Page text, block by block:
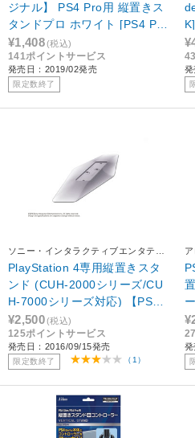
ジナル】 PS4 Pro用 縦置きス
タンドプロ ホワイト [PS4 Pr
o] [BKS-ANSPF011]
¥1,408(税込)
141ポイントサービス
発売日：2019/02発売
限定数終了
K]
ソニー・インタラクティブエンタテイ
ンメント
PlayStation 4専用縦置きスタ
ンド (CUH-2000シリーズ/CU
H-7000シリーズ対応) 【PS
4】 [CUH-ZST2J]
¥2,500(税込)
125ポイントサービス
発売日：2016/09/15発売
限定数終了 （1）
-